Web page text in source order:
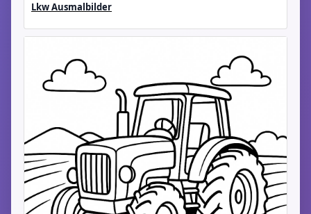
Lkw Ausmalbilder